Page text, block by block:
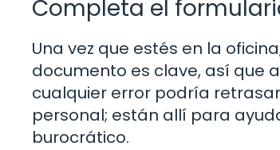
Completa el
Una vez que estés en la
documento es clave, así que
cualquier error podría
personal; están allí para
burocrático.